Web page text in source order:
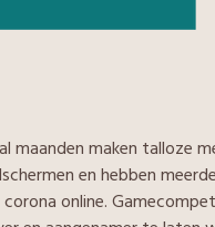
maanden maken talloze
en hebben
online.